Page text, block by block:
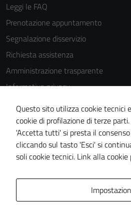
Leggi le FAQ
Prenotazione appuntamento
Segnalazione disservizio
Richiesta assistenza
Amministrazione trasparente
Informativa privacy
Cookie Policy
Note legali
Dichiarazione di accessibilità
Piano di miglioramento del sito
Questo sito utilizza cookie tecnici
cookie di profilazione di terze
'Accetta tutti' si presta il
cliccando sul tasto 'Esci' si
soli cookie tecnici. Link alla cookie